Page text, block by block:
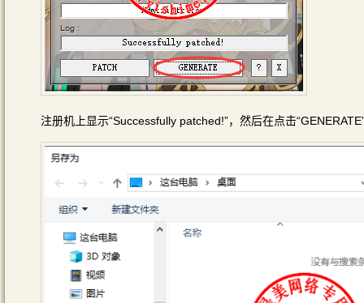
注册机上显示“Successfully patched!”，然后在点击